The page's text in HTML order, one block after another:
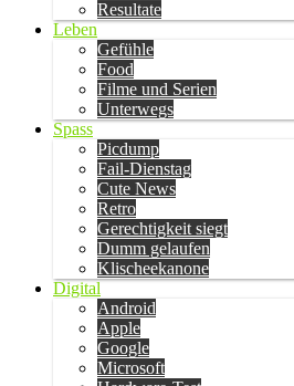
Resultate
Leben
Gefühle
Food
Filme und Serien
Unterwegs
Spass
Picdump
Fail-Dienstag
Cute News
Retro
Gerechtigkeit siegt
Dumm gelaufen
Klischeekanone
Digital
Android
Apple
Google
Microsoft